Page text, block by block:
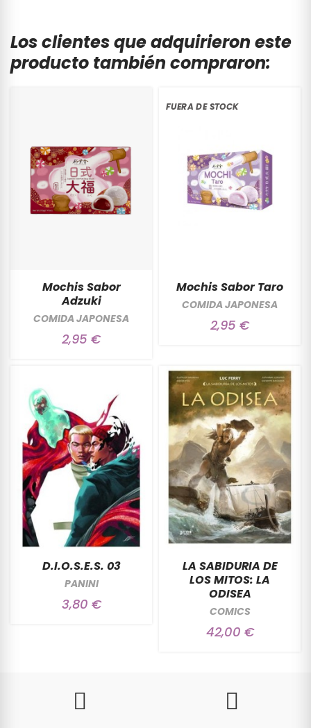
Los clientes que adquirieron este
producto también compraron:
Mochis Sabor
Adzuki
COMIDA JAPONESA
2,95 €
FUERA DE STOCK
Mochis Sabor Taro
COMIDA JAPONESA
2,95 €
D.I.O.S.E.S. 03
PANINI
3,80 €
LA SABIDURIA DE
LOS MITOS: LA
ODISEA
COMICS
42,00 €